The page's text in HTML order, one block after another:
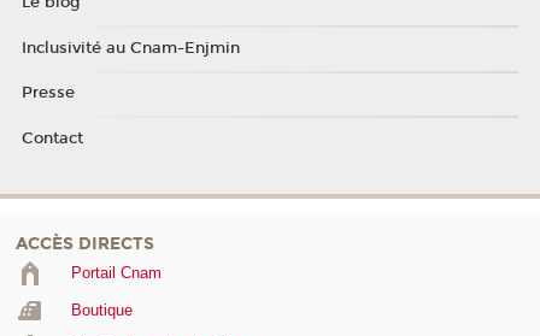
Inclusivité au Cnam-Enjmin
Presse
Contact
ACCÈS DIRECTS
Portail Cnam
Boutique